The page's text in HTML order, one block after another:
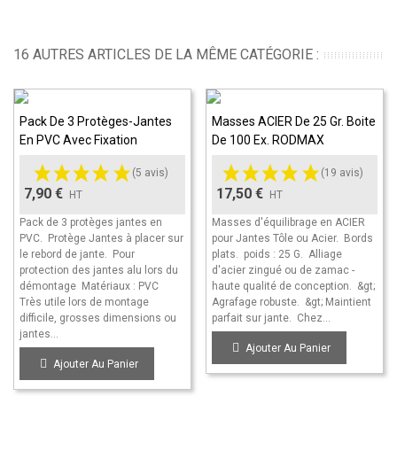
16 AUTRES ARTICLES DE LA MÊME CATÉGORIE :
Pack De 3 Protèges-Jantes
En PVC Avec Fixation
(5 avis)
7,90 € HT
Pack de 3 protèges jantes en
PVC. Protège Jantes à placer sur
le rebord de jante. Pour
protection des jantes alu lors du
démontage Matériaux : PVC
Très utile lors de montage
difficile, grosses dimensions ou
jantes...
Ajouter Au Panier
Masses ACIER De 25 Gr. Boite
De 100 Ex. RODMAX
(19 avis)
17,50 € HT
Masses d'équilibrage en ACIER
pour Jantes Tôle ou Acier. Bords
plats. poids : 25 G. Alliage
d'acier zingué ou de zamac -
haute qualité de conception. &gt;
Agrafage robuste. &gt; Maintient
parfait sur jante. Chez...
Ajouter Au Panier